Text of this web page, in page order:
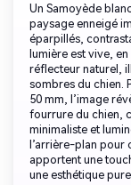
Un Samoyède
paysage enneigé
éparpillés,
lumière est vive,
réflecteur naturel,
sombres du chien.
50 mm, l’image
fourrure du chien,
minimaliste et
l’arrière-plan
apportent une
une esthétique